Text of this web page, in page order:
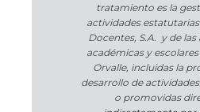
tratamiento es la
actividades
Docentes, S.A. y de
académicas y
Orvalle, incluidas la
desarrollo de
o promovidas